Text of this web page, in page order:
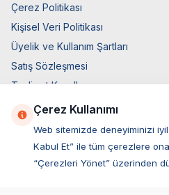
Çerez Politikası
Kişisel Veri Politikası
Üyelik ve Kullanım Şartları
Satış Sözleşmesi
Teslimat Koşulları
Ticari Elektronik İzin
Elektronik İleti Aydınlatma Metni
Çerez Kullanımı
Web sitemizde deneyiminizi
Kabul Et” ile tüm çerezlere
“Çerezleri Yönet” üzerinden